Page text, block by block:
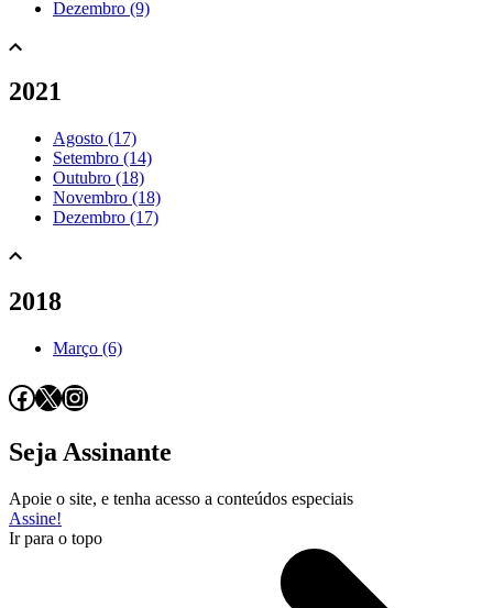
Dezembro (9)
2021
Agosto (17)
Setembro (14)
Outubro (18)
Novembro (18)
Dezembro (17)
2018
Março (6)
Facebook
X Instagram
Seja Assinante
Apoie o site, e tenha acesso a conteúdos especiais
Assine!
Ir para o topo